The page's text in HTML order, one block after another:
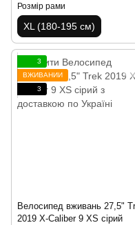
Розмір рами
XL (180-195 см)
3
ВЖИВАНИЙ
3
Велосипед вживань 27,5"
2019 X-Caliber 9 XS сірий